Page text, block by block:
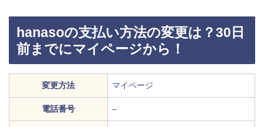
hanasoの支払い方法の変更は？30日
前までにマイページから！
変更方法 マイページ
電話番号 –